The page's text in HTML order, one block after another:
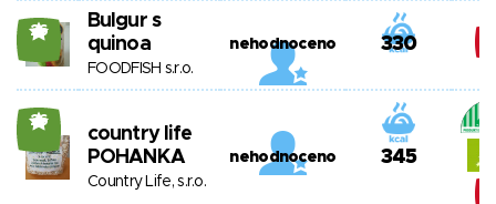
26
Bulgur s
quinoa
FOODFISH s.r.o.
nehodnoceno 330
26
country life
POHANKA
Country Life, s.r.o.
nehodnoceno 345